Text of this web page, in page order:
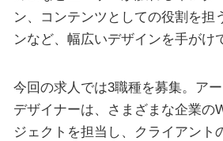
ン、コンテンツとしての役割を担
ンなど、幅広いデザインを手がけ
今回の求人では3職種を募集。ア
デザイナーは、さまざまな企業の
ジェクトを担当し、クライアント